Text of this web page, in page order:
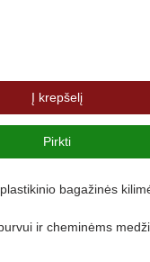
Į krepšelį
Pirkti
bagažinės
ir cheminėms